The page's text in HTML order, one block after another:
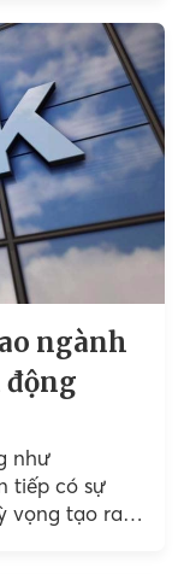
ngành
như
tiếp có sự
vọng tạo ra